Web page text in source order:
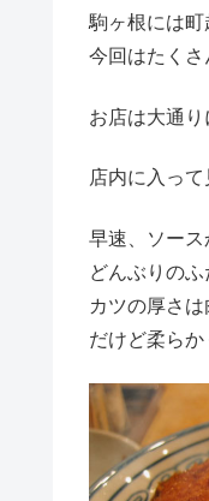
駒ヶ根には町
今回はたくさ
お店は大通
店内に入っ
早速、ソース
どんぶりの
カツの厚さ
だけど柔らか